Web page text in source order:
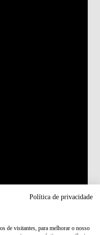
Política de privacidade
de visitantes, para melhorar o nosso